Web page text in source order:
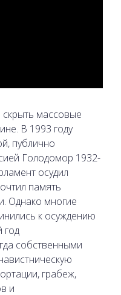
массовые
В 1993 году
публично
Голодомор 1932-
осудил
память
Однако многие
к осуждению
год
собственными
грабеж,
и